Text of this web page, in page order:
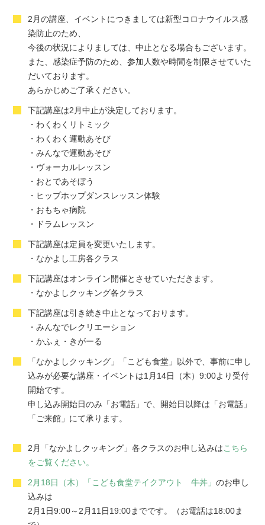
2月の講座、イベントにつきましては新型コロナウイルス感
染防止のため、
今後の状況によりましては、中止となる場合もございます。
また、感染症予防のため、参加人数や時間を制限させていた
だいております。
あらかじめご了承ください。
下記講座は2月中止が決定しております。
・わくわくリトミック
・わくわく運動あそび
・みんなで運動あそび
・ヴォーカルレッスン
・おとであそぼう
・ヒップホップダンスレッスン体験
・おもちゃ病院
・ドラムレッスン
下記講座は定員を変更いたします。
・なかよし工房各クラス
下記講座はオンライン開催とさせていただきます。
・なかよしクッキング各クラス
下記講座は引き続き中止となっております。
・みんなでレクリエーション
・かふぇ・きがーる
「なかよしクッキング」「こども食堂」以外で、事前に申し
込みが必要な講座・イベントは1月14日（木）9:00より受付
開始です。
申し込み開始日のみ「お電話」で、開始日以降は「お電話」
「ご来館」にて承ります。
2月「なかよしクッキング」各クラスのお申し込みはこちら
をご覧ください。
2月18日（木）「こども食堂テイクアウト 牛丼」 のお申し
込みは
2月1日9:00～2月11日19:00までです。（お電話は18:00ま